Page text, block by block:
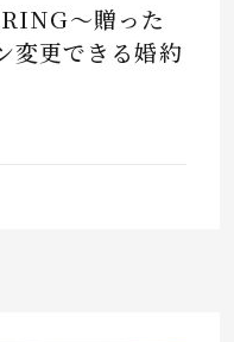
～贈った
変更できる婚約